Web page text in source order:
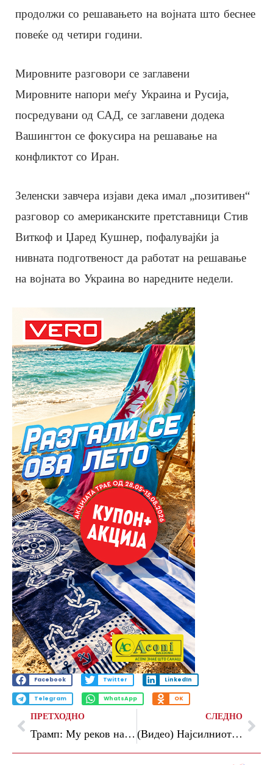
продолжи со решавањето на војната што беснее
повеќе од четири години.
Мировните разговори се заглавени
Мировните напори меѓу Украина и Русија,
посредувани од САД, се заглавени додека
Вашингтон се фокусира на решавање на
конфликтот со Иран.
Зеленски завчера изјави дека имал „позитивен“
разговор со американските претставници Стив
Виткоф и Џаред Кушнер, пофалувајќи ја
нивната подготвеност да работат на решавање
на војната во Украина во наредните недели.
Facebook Twitter LinkedIn
Telegram WhatsApp OK
ПРЕТХОДНО
Трамп: Му реков на Биби да внимава што прави
СЛЕДНО
(Видео) Најсилниот земјотрес во последните речиси 150 години ја погоди Куба